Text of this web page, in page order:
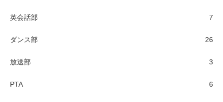
英会話部 7
ダンス部 26
放送部 3
PTA 6